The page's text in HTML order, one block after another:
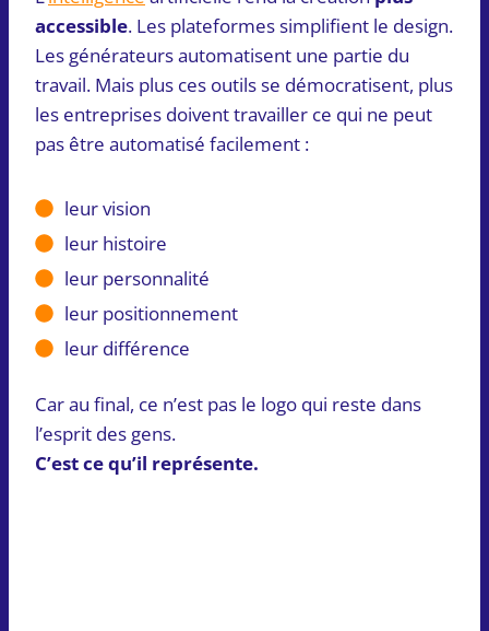
accessible. Les plateformes simplifient le design.
Les générateurs automatisent une partie du
travail. Mais plus ces outils se démocratisent, plus
les entreprises doivent travailler ce qui ne peut
pas être automatisé facilement :
leur vision
leur histoire
leur personnalité
leur positionnement
leur différence
Car au final, ce n’est pas le logo qui reste dans
l’esprit des gens.
C’est ce qu’il représente.